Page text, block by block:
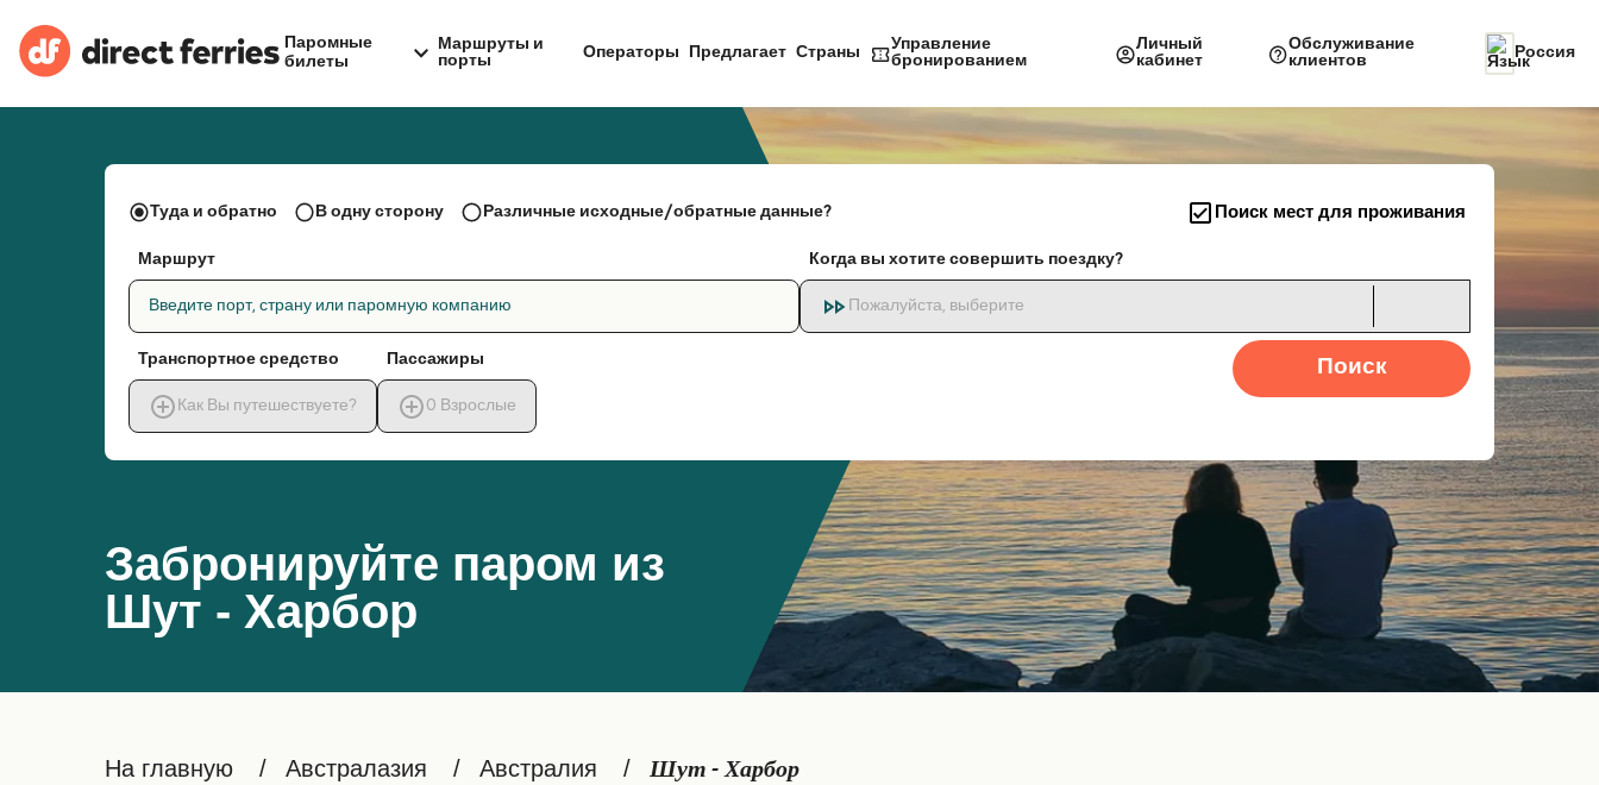
Паромные
билеты
Маршруты и
порты
Операторы Предлагает Страны
Управление
бронированием
Личный
кабинет
Обслуживание
клиентов
Россия
Забронируйте паром из
Шут - Харбор
Туда и обратно В одну сторону Различные исходные/обратные данные? Поиск мест для проживания
Маршрут
Введите порт, страну или паромную компанию
Когда вы хотите совершить поездку?
Пожалуйста, выберите
Транспортное средство
Как Вы путешествуете?
Пассажиры
0 Взрослые
Поиск
На главную Австралазия Австралия Шут - Харбор